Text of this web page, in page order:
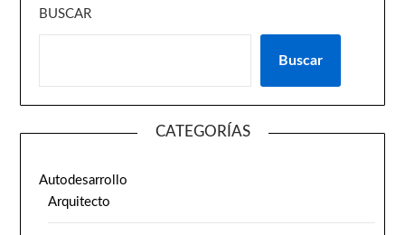
BUSCAR
Buscar
CATEGORÍAS
Autodesarrollo
Arquitecto